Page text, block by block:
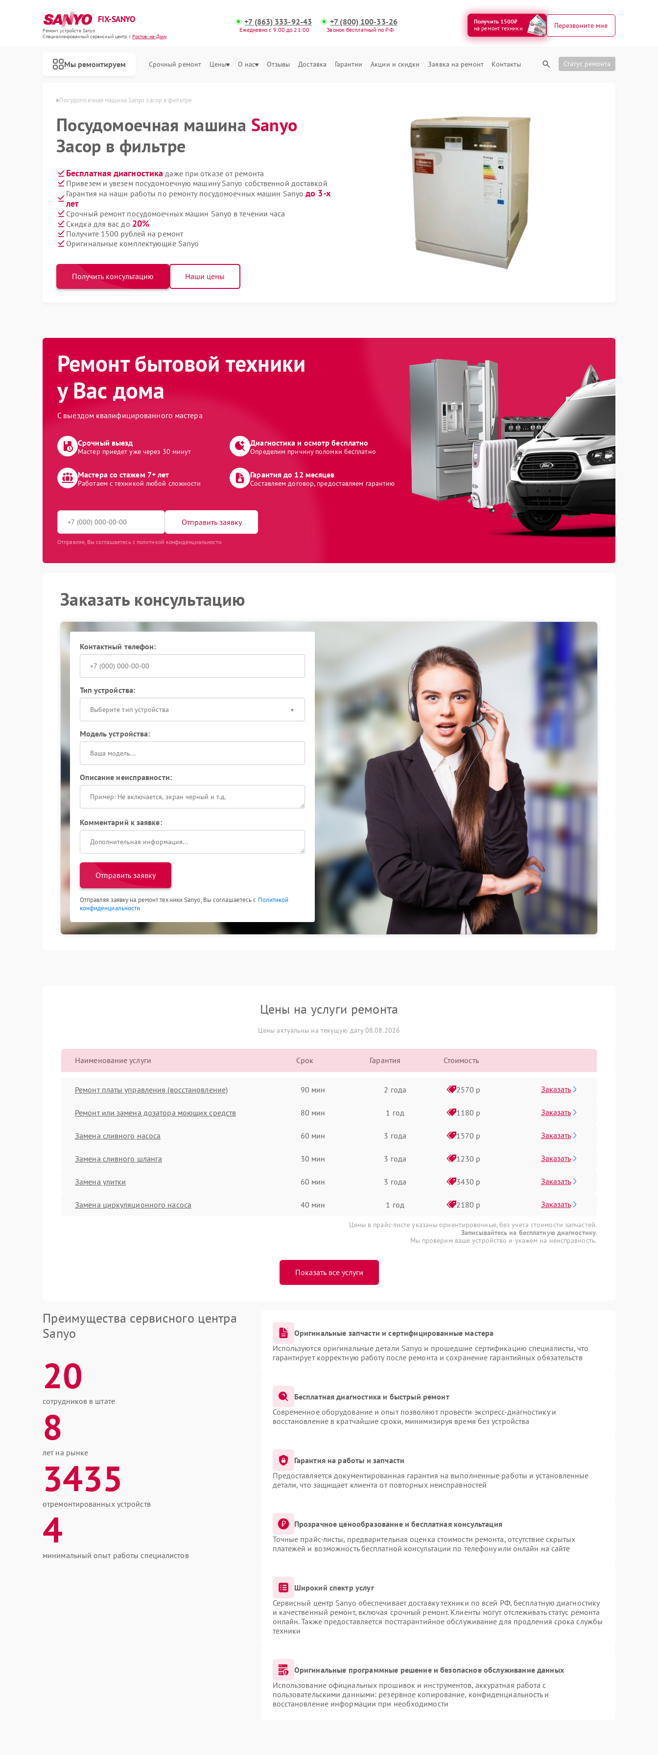
FIX-SANYO
Ремонт устройств Sanyo
Специализированный cервисный центр г.Ростов-на-Дону
+7 (863) 333-92-43
Ежедневно с 9:00 до 21:00
+7 (800) 100-33-26
Звонок бесплатный по РФ
Получить 1500₽
на ремонт техники
Перезвоните мне
Мы ремонтируем Срочный ремонт Цены О нас Отзывы Доставка Гарантии Акции и скидки Заявка на ремонт Контакты Статус ремонта
Посудомоечная машина Sanyo засор в фильтре
Посудомоечная машина Sanyo
Засор в фильтре
Бесплатная диагностика даже при отказе от ремонта
Привезем и увезем посудомоечную машину Sanyo собственной доставкой
Гарантия на наши работы по ремонту посудомоечных машин Sanyoдо 3-х
лет
Срочный ремонт посудомоечных машин Sanyo в течении часа
Скидка для вас до 20%
Получите 1500 рублей на ремонт
Оригинальные комплектующие Sanyo
Получить консультацию Наши цены
Ремонт бытовой техники
у Вас дома
С выездом квалифицированного мастера
Срочный выезд
Мастер приедет уже через 30 минут
Диагностика и осмотр бесплатно
Определим причину поломки бесплатно
Мастера со стажем 7+ лет
Работаем с техникой любой сложности
Гарантия до 12 месяцев
Составляем договор, предоставляем гарантию
Отправить заявку
Отправляя, Вы соглашаетесь с политикой конфиденциальности
Заказать консультацию
Контактный телефон:
Тип устройства:
Выберите тип устройства
Модель устройства:
Описание неисправности:
Комментарий к заявке:
Отправить заявку
Отправляя заявку на ремонт техники Sanyo, Вы соглашаетесь с Политикой
конфиденциальности
Цены на услуги ремонта
Цены актуальны на текущую дату 08.08.2026
Наименование услуги Срок Гарантия Стоимость
Ремонт платы управления (восстановление) 90 мин 2 года 2570 р Заказать
Ремонт или замена дозатора моющих средств 80 мин 1 год 1180 р Заказать
Замена сливного насоса 60 мин 3 года 1570 р Заказать
Замена сливного шланга 30 мин 3 года 1230 р Заказать
Замена улитки 60 мин 3 года 3430 р Заказать
Замена циркуляционного насоса 40 мин 1 год 2180 р Заказать
Цены в прайс-листе указаны ориентировочные, без учета стоимости запчастей.
Записывайтесь на бесплатную диагностику.
Мы проверим ваше устройство и укажем на неисправность.
Показать все услуги
Преимущества сервисного центра
Sanyo
20
сотрудников в штате
8
лет на рынке
3435
отремонтированных устройств
4
минимальный опыт работы специалистов
Оригинальные запчасти и сертифицированные мастера
Используются оригинальные детали Sanyo и прошедшие сертификацию специалисты, что
гарантирует корректную работу после ремонта и сохранение гарантийных обязательств
Бесплатная диагностика и быстрый ремонт
Современное оборудование и опыт позволяют провести экспресс-диагностику и
восстановление в кратчайшие сроки, минимизируя время без устройства
Гарантия на работы и запчасти
Предоставляется документированная гарантия на выполненные работы и установленные
детали, что защищает клиента от повторных неисправностей
Прозрачное ценообразование и бесплатная консультация
Точные прайс-листы, предварительная оценка стоимости ремонта, отсутствие скрытых
платежей и возможность бесплатной консультации по телефону или онлайн на сайте
Широкий спектр услуг
Сервисный центр Sanyo обеспечивает доставку техники по всей РФ, бесплатную диагностику
и качественный ремонт, включая срочный ремонт. Клиенты могут отслеживать статус ремонта
онлайн. Также предоставляется постгарантийное обслуживание для продления срока службы
техники
Оригинальные программные решение и безопасное обслуживание данных
Использование официальных прошивок и инструментов, аккуратная работа с
пользовательскими данными: резервное копирование, конфиденциальность и
восстановление информации при необходимости